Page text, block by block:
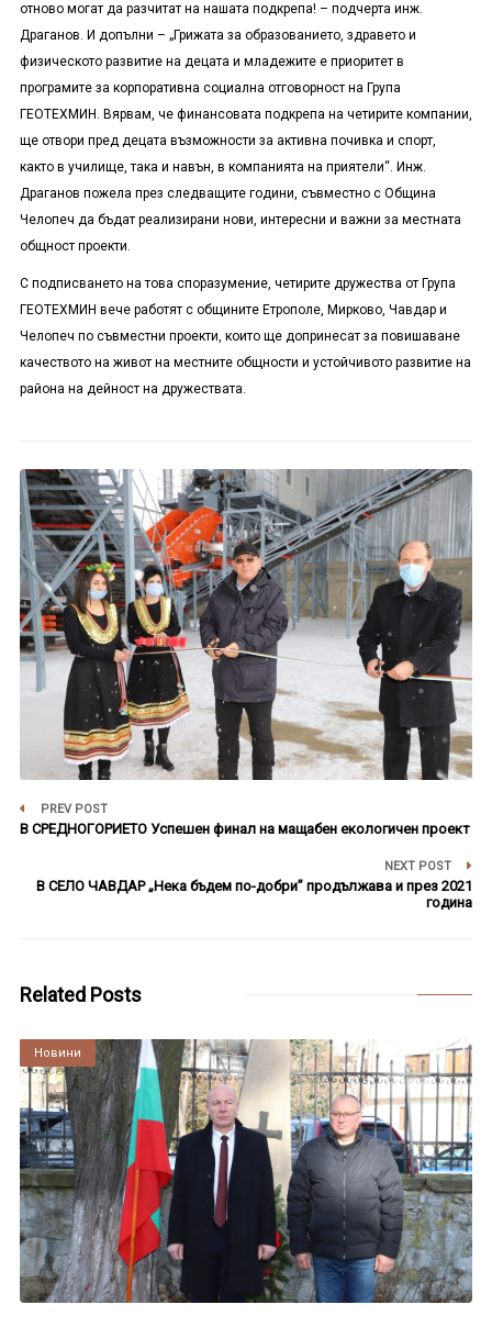
отново могат да разчитат на нашата подкрепа! – подчерта инж.
Драганов. И допълни – „Грижата за образованието, здравето и
физическото развитие на децата и младежите е приоритет в
програмите за корпоративна социална отговорност на Група
ГЕОТЕХМИН. Вярвам, че финансовата подкрепа на четирите компании,
ще отвори пред децата възможности за активна почивка и спорт,
както в училище, така и навън, в компанията на приятели“. Инж.
Драганов пожела през следващите години, съвместно с Община
Челопеч да бъдат реализирани нови, интересни и важни за местната
общност проекти.
С подписването на това споразумение, четирите дружества от Група
ГЕОТЕХМИН вече работят с общините Етрополе, Мирково, Чавдар и
Челопеч по съвместни проекти, които ще допринесат за повишаване
качеството на живот на местните общности и устойчивото развитие на
района на дейност на дружествата.
PREV POST
В СРЕДНОГОРИЕТО Успешен финал на мащабен екологичен проект
NEXT POST
В СЕЛО ЧАВДАР „Нека бъдем по-добри” продължава и през 2021
година
Related Posts
Култура
Новини